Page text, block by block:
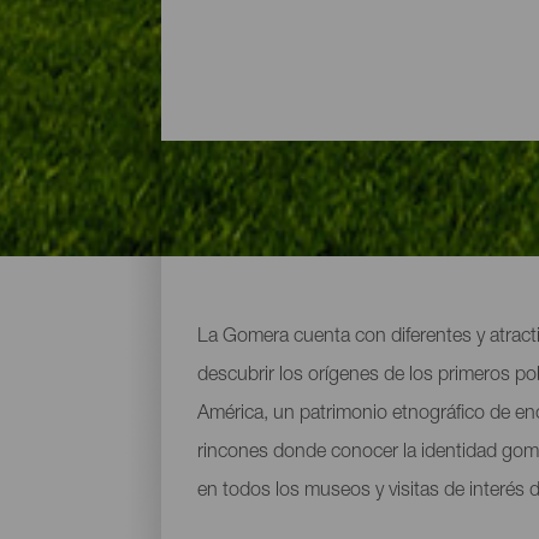
Los museos y visitas de
La Gomera cuenta con diferentes y
descubrir los orígenes de los primeros
América, un patrimonio etnográfico de
rincones donde conocer la identidad
en todos los museos y visitas de interés